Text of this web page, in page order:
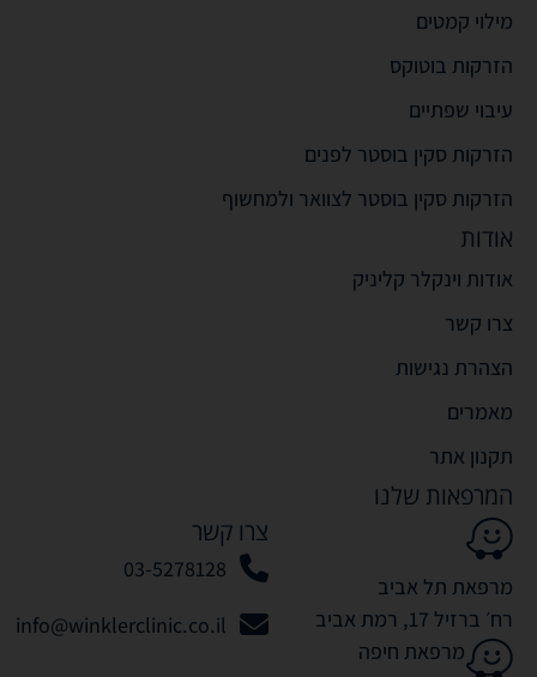
מילוי קמטים
הזרקות בוטוקס
עיבוי שפתיים
הזרקות סקין בוסטר לפנים
הזרקות סקין בוסטר לצוואר ולמחשוף
אודות
אודות וינקלר קליניק
צרו קשר
הצהרת נגישות
מאמרים
תקנון אתר
המרפאות שלנו
מרפאת תל אביב
רח׳ ברזיל 17, רמת אביב
מרפאת חיפה
צרו קשר
03-5278128
info@winklerclinic.co.il